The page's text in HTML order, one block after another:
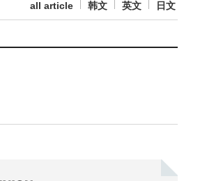
all article 韩文 英文 日文